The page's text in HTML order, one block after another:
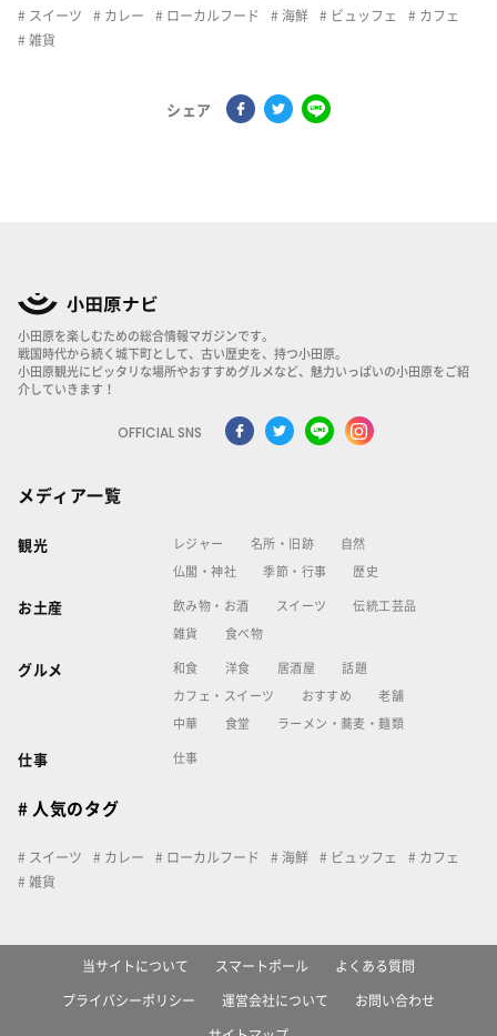
スイーツ カレー ローカルフード 海鮮 ビュッフェ
カフェ
雑貨
シェア
小田原を楽しむための総合情報マガジンです。
戦国時代から続く城下町として、古い歴史を、持つ小田原。
小田原観光にピッタリな場所やおすすめグルメなど、魅力いっぱいの小田原をご紹
介していきます！
OFFICIAL SNS
メディア一覧
観光 レジャー 名所・旧跡 自然
仏閣・神社 季節・行事 歴史
お土産 飲み物・お酒 スイーツ 伝統工芸品
雑貨 食べ物
グルメ 和食 洋食 居酒屋 話題
カフェ・スイーツ おすすめ 老舗
中華 食堂 ラーメン・蕎麦・麺類
仕事 仕事
# 人気のタグ
スイーツ カレー ローカルフード 海鮮 ビュッフェ
カフェ
雑貨
当サイトについて スマートポール よくある質問
プライバシーポリシー 運営会社について お問い合わせ